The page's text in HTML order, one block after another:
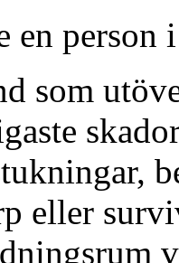
en
som
eller